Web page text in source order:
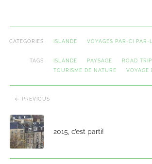
CATEGORIES ISLANDE VOYAGES PAR-CI PAR-
TAGS ISLANDE PAYSAGE
ROAD TRIP
TOURISME DE NATURE
VOYAGE
PREVIOUS
2015, c’est parti!